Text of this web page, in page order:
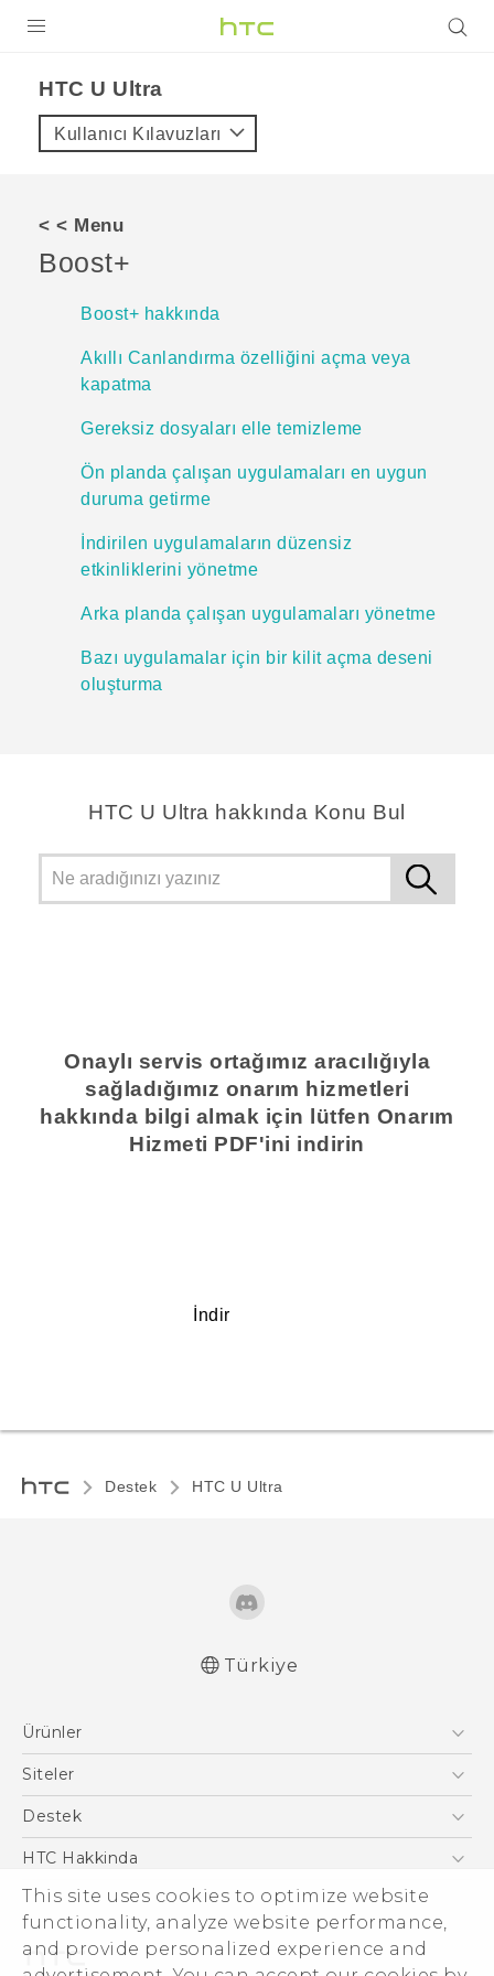
This site uses cookies to optimize website
functionality, analyze website performance,
and provide personalized experience and
VIVE
VIVERSE
DESTEK
HTC U Ultra‎
Kullanıcı Kılavuzları
< < Menu
Boost+
Boost+ hakkında
Akıllı Canlandırma özelliğini açma veya
kapatma
Gereksiz dosyaları elle temizleme
Ön planda çalışan uygulamaları en uygun
duruma getirme
İndirilen uygulamaların düzensiz
etkinliklerini yönetme
Arka planda çalışan uygulamaları yönetme
Bazı uygulamalar için bir kilit açma deseni
oluşturma
HTC U Ultra hakkında Konu Bul
Onaylı servis ortağımız aracılığıyla
sağladığımız onarım hizmetleri
hakkında bilgi almak için lütfen Onarım
Hizmeti PDF'ini indirin
İndir
Destek HTC U Ultra‎
English - User manual
Türkiye
Ürünler
Akıllı Telefonlar
VIVE
Siteler
HTC Dev
Destek
Destek Merkezi
HTC Hakkinda
ESG
Yatırımcı (İNGİLİZCE)
Gizlilik Politikası